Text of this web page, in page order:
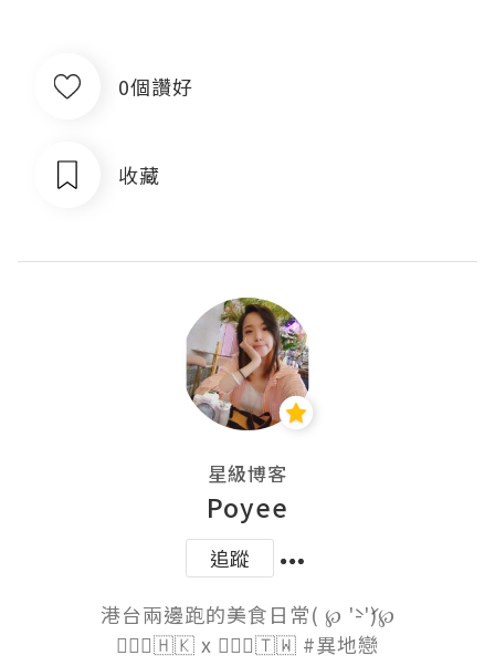
0個讚好
收藏
星級博客
Poyee
追蹤
港台兩邊跑的美食日常( ℘ '̀-'́)℘
🙋🏻‍♀️🇭🇰 x 🙋🏽‍♂️🇹🇼 #異地戀